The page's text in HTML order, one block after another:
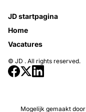
JD startpagina
Home
Vacatures
© JD . All rights reserved.
Mogelijk gemaakt door